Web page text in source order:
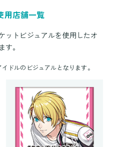
用店舗一覧
ットビジュアルを使用したオ
す。
ドルのビジュアルとなります。